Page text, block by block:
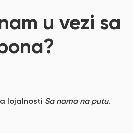
u vezi sa
lojalnosti Sa nama na putu.